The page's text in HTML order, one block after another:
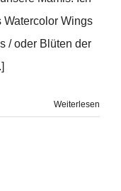
Watercolor Wings
/ oder Blüten der
Weiterlesen